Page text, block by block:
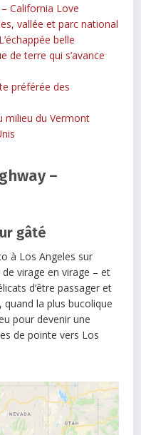
California Love
vallée et parc national
belle
de terre qui s’avance
préférée des
milieu du Vermont
–
gâté
à Los Angeles sur
virage en virage – et
d’être passager et
la plus bucolique
pour devenir une
de pointe vers Los